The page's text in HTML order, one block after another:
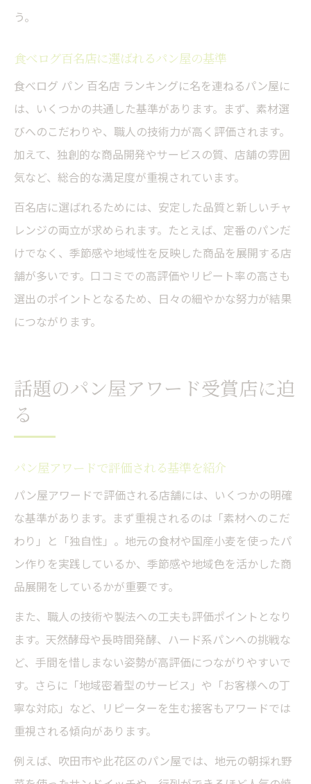
う。
食べログ百名店に選ばれるパン屋の基準
食べログ パン 百名店 ランキングに名を連ねるパン屋に
は、いくつかの共通した基準があります。まず、素材選
びへのこだわりや、職人の技術力が高く評価されます。
加えて、独創的な商品開発やサービスの質、店舗の雰囲
気など、総合的な満足度が重視されています。
百名店に選ばれるためには、安定した品質と新しいチャ
レンジの両立が求められます。たとえば、定番のパンだ
けでなく、季節感や地域性を反映した商品を展開する店
舗が多いです。口コミでの高評価やリピート率の高さも
選出のポイントとなるため、日々の細やかな努力が結果
につながります。
話題のパン屋アワード受賞店に迫
る
パン屋アワードで評価される基準を紹介
パン屋アワードで評価される店舗には、いくつかの明確
な基準があります。まず重視されるのは「素材へのこだ
わり」と「独自性」。地元の食材や国産小麦を使ったパ
ン作りを実践しているか、季節感や地域色を活かした商
品展開をしているかが重要です。
また、職人の技術や製法への工夫も評価ポイントとなり
ます。天然酵母や長時間発酵、ハード系パンへの挑戦な
ど、手間を惜しまない姿勢が高評価につながりやすいで
す。さらに「地域密着型のサービス」や「お客様への丁
寧な対応」など、リピーターを生む接客もアワードでは
重視される傾向があります。
例えば、吹田市や此花区のパン屋では、地元の朝採れ野